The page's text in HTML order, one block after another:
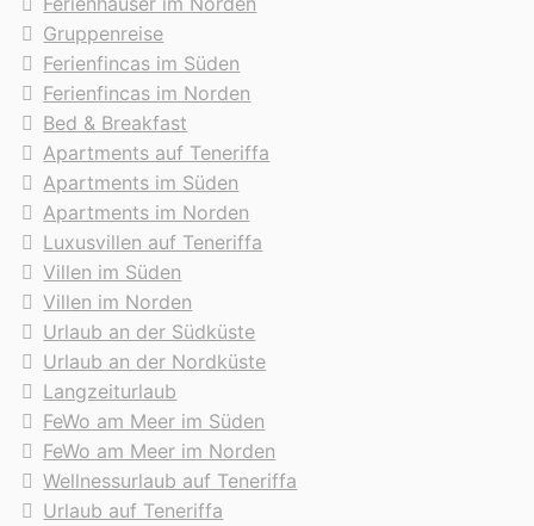
Gruppenreise
Ferienfincas im Süden
Ferienfincas im Norden
Bed & Breakfast
Apartments auf Teneriffa
Apartments im Süden
Apartments im Norden
Luxusvillen auf Teneriffa
Villen im Süden
Villen im Norden
Urlaub an der Südküste
Urlaub an der Nordküste
Langzeiturlaub
FeWo am Meer im Süden
FeWo am Meer im Norden
Wellnessurlaub auf Teneriffa
Urlaub auf Teneriffa